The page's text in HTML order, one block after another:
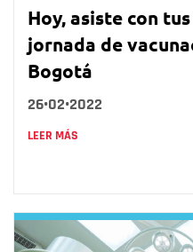
Hoy, asiste con
jornada de
Bogotá
26•02•2022
LEER MÁS